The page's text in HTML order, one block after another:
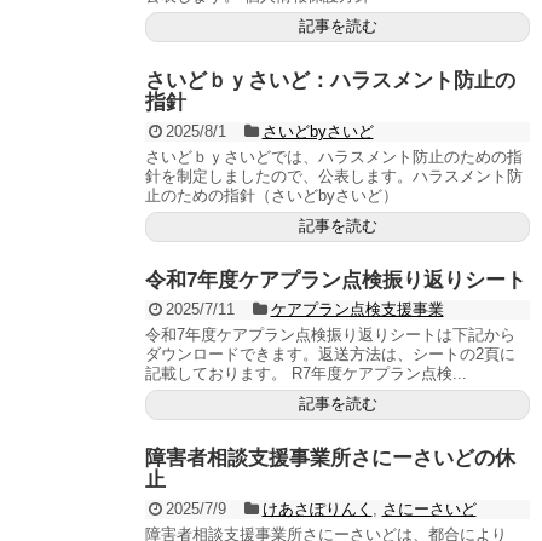
記事を読む
さいどｂｙさいど：ハラスメント防止の
指針
2025/8/1
さいどbyさいど
さいどｂｙさいどでは、ハラスメント防止のための指
針を制定しましたので、公表します。ハラスメント防
止のための指針（さいどbyさいど）
記事を読む
令和7年度ケアプラン点検振り返りシート
2025/7/11
ケアプラン点検支援事業
令和7年度ケアプラン点検振り返りシートは下記から
ダウンロードできます。返送方法は、シートの2頁に
記載しております。 R7年度ケアプラン点検...
記事を読む
障害者相談支援事業所さにーさいどの休
止
2025/7/9 けあさぽりんく , さにーさいど
障害者相談支援事業所さにーさいどは、都合により